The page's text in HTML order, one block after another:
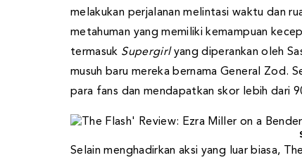
melakukan perjalanan melintasi waktu dan
metahuman yang memiliki kemampuan
termasuk Supergirl yang diperankan oleh
musuh baru mereka bernama General Zod.
para fans dan mendapatkan skor lebih dari
Selain menghadirkan aksi yang luar biasa,